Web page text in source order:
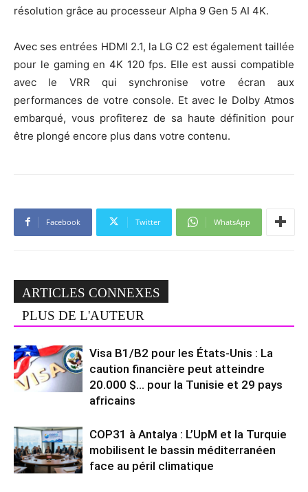
résolution grâce au processeur Alpha 9 Gen 5 AI 4K.
Avec ses entrées HDMI 2.1, la LG C2 est également taillée
pour le gaming en 4K 120 fps. Elle est aussi compatible
avec le VRR qui synchronise votre écran aux
performances de votre console. Et avec le Dolby Atmos
embarqué, vous profiterez de sa haute définition pour
être plongé encore plus dans votre contenu.
Facebook Twitter WhatsApp
ARTICLES CONNEXES
PLUS DE L'AUTEUR
Visa B1/B2 pour les États-Unis : La
caution financière peut atteindre
20.000 $… pour la Tunisie et 29 pays
africains
COP31 à Antalya : L’UpM et la Turquie
mobilisent le bassin méditerranéen
face au péril climatique